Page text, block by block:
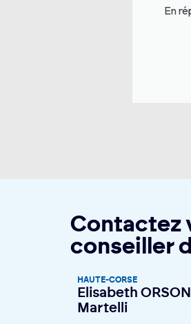
En
Contactez
conseiller
HAUTE-CORSE
Elisabeth
Martelli